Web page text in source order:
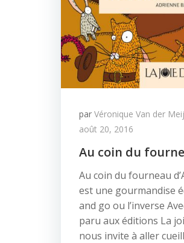
par Véronique Van der Meij
août 20, 2016
Au coin du
Au coin du fourneau
est une gourmandise
and go ou l’inverse
paru aux éditions La
nous invite à aller